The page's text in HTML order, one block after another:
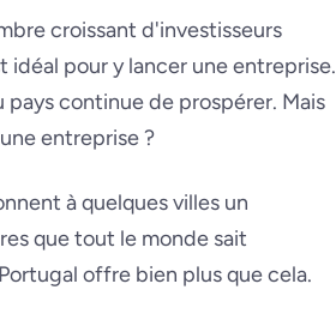
croissant d'investisseurs
pour y lancer une entreprise.
continue de prospérer. Mais
entreprise ?
à quelques villes un
que tout le monde sait
offre bien plus que cela.